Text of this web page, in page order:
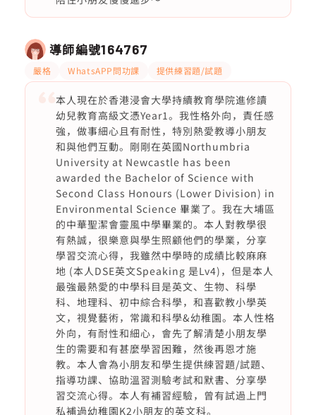
導師編號164767
嚴格 WhatsAPP問功課 提供練習題/試題
本人現在於香港浸會大學持續教育學院進修讀
幼兒教育高級文憑Year1。我性格外向，責任感
強，做事細心且有耐性，特別熱愛教導小朋友
和與他們互動。剛剛在英國Northumbria
University at Newcastle has been
awarded the Bachelor of Science with
Second Class Honours (Lower Division) in
Environmental Science 畢業了。我在大埔區
的中華聖潔會靈風中學畢業的。本人對教學很
有熱誠，很樂意與學生照顧他們的學業，分享
學習交流心得，我雖然中學時的成績比較麻麻
地 (本人DSE英文Speaking 是Lv4)，但是本人
最強最熱愛的中學科目是英文、生物、科學
科、地理科、初中綜合科學，和喜歡教小學英
文，視覺藝術，常識和科學&幼稚園。本人性格
外向，有耐性和細心，會先了解清楚小朋友學
生的需要和有甚麼學習困難，然後再恩才施
教。本人會為小朋友和學生提供練習題/試題、
指導功課、協助溫習測驗考試和默書、分享學
習交流心得。本人有補習經驗，曾有試過上門
私補過幼稚園K2小朋友的英文科。